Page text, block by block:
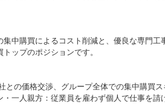
集中購買によるコスト削減と、優良な専門工
ップのポジションです。
との価格交渉、グループ全体での集中購買
・一人親方：従業員を雇わず個人で仕事を